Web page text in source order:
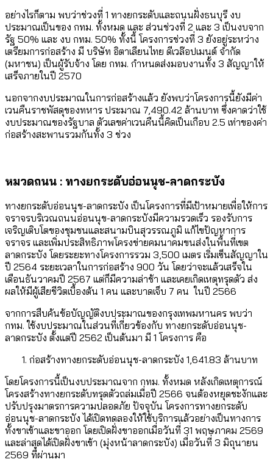
อย่างไรก็ตาม พบว่าช่วงที่ 1 ทางยกระดับและถนนฝั่งธนบุรี งบ
ประมาณเป็นของ กทม. ทั้งหมด และ ส่วนช่วงที่ 2 และ 3 เป็นงบจาก
รัฐ 50% และ งบ กทม. 50% ทั้งนี้ โครงการช่วงที่ 3 ยังอยู่ระหว่าง
เตรียมการก่อสร้าง มี บริษัท อิตาเลียนไทย ดีเวล๊อปเมนต์ จำกัด
(มหาชน) เป็นผู้รับจ้าง โดย กทม. กำหนดส่งมอบงานทั้ง 3 สัญญาให้
เสร็จภายในปี 2570
นอกจากงบประมาณในการก่อสร้างแล้ว ยังพบว่าโครงการนี้ยังมีค่า
เวนคืนราชพัสดุของทหาร ประมาณ 7,490.42 ล้านบาท ซึ่งคาดว่าใช้
งบประมาณของรัฐบาล ตัวเลขค่าเวนคืนนี้คิดเป็นเกือบ 2.5 เท่าของค่า
ก่อสร้างสะพานรวมกันทั้ง 3 ช่วง
หมวดถนน : ทางยกระดับอ่อนนุช-ลาดกระบัง
ทางยกระดับอ่อนนุช-ลาดกระบัง เป็นโครงการที่มีเป้าหมายเพื่อให้การ
จราจรบริเวณถนนอ่อนนุข-ลาดกระบังมีความรวดเร็ว รองรับการ
เจริญเติบโตของชุมชนและสนามบินสุวรรณภูมิ แก้ไขปัญหาการ
จราจร และเพิ่มประสิทธิภาพโครงข่ายคมนาคมขนส่งในพื้นที่เขต
ลาดกระบัง โดยระยะทางโครงการรวม 3,500 เมตร เริ่มเซ็นสัญญาใน
ปี 2564 ระยะเวลาในการก่อสร้าง 900 วัน โดยว่าจะแล้วเสร็จใน
เดือนธันวาคมปี 2567 แต่ก็มีความล่าช้า และเคยเกิดเหตุทรุดตัว ส่ง
ผลให้มีผู้เสียชีวิตเบื้องต้น 1 คน และบาดเจ็บ 7 คน ในปี 2566
จากการสืบค้นข้อบัญญัติงบประมาณของกรุงเทพมหานคร พบว่า
กทม. ใช้งบประมาณในส่วนที่เกี่ยวข้องกับ ทางยกระดับอ่อนนุช-
ลาดกระบัง ตั้งแต่ปี 2562 เป็นต้นมา มี 1 โครงการ คือ
ก่อสร้างทางยกระดับอ่อนนุช-ลาดกระบัง 1,641.83 ล้านบาท
โดยโครงการนี้เป็นงบประมาณจาก กทม. ทั้งหมด หลังเกิดเหตุการณ์
โครงสร้างทางยกระดับทรุดตัวถล่มเมื่อปี 2566 จนต้องหยุดชะงักและ
ปรับปรุงมาตรการความปลอดภัย ปัจจุบัน โครงการทางยกระดับ
อ่อนนุช-ลาดกระบัง ได้เปิดทดลองให้ใช้บริการแล้วอย่างเป็นทางการ
ทั้งขาเข้าและขาออก โดยเปิดฝั่งขาออกเมื่อวันที่ 31 พฤษภาคม 2569
และล่าสุดได้เปิดฝั่งขาเข้า (มุ่งหน้าลาดกระบัง) เมื่อวันที่ 3 มิถุนายน
2569 ที่ผ่านมา